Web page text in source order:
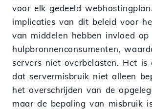
voor elk gedeeld
implicaties van dit beleid voor
van middelen hebben invloed op
hulpbronnenconsumenten,
servers niet overbelasten. Het is
dat servermisbruik niet alleen
het overschrijden van de
maar de bepaling van misbruik